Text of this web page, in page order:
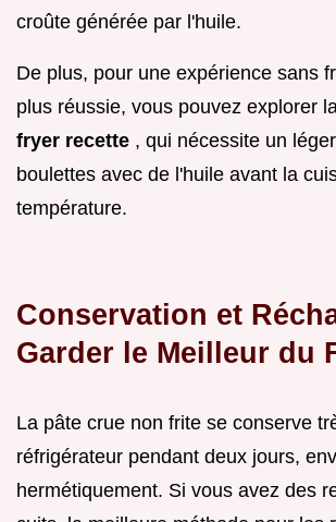
croûte générée par l'huile.
De plus, pour une expérience sans
plus réussie, vous pouvez explorer
fryer recette , qui nécessite un
boulettes avec de l'huile avant la
température.
Conservation et
Garder le Meilleur du
La pâte crue non frite se conserve
réfrigérateur pendant deux jours,
hermétiquement. Si vous avez des